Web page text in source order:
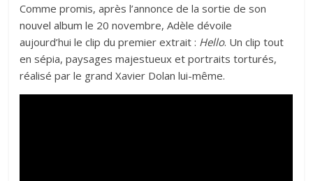
Comme promis, après l’annonce de la sortie de son
nouvel album le 20 novembre, Adèle dévoile
aujourd’hui le clip du premier extrait : Hello. Un clip tout
en sépia, paysages majestueux et portraits torturés,
réalisé par le grandXavier Dolan lui-même.